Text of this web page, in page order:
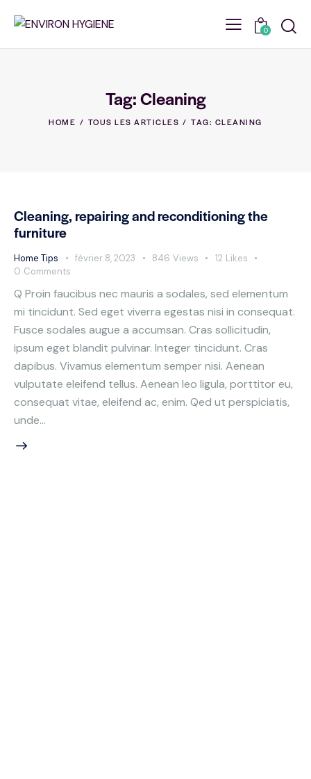
0
Tag: Cleaning
HOME TOUS LES ARTICLES TAG: CLEANING
Cleaning, repairing and reconditioning the
furniture
Home Tips février 8, 2023 846 Views 12 Likes
0 Comments
Q Proin faucibus nec mauris a sodales, sed elementum
mi tincidunt. Sed eget viverra egestas nisi in consequat.
Fusce sodales augue a accumsan. Cras sollicitudin,
ipsum eget blandit pulvinar. Integer tincidunt. Cras
dapibus. Vivamus elementum semper nisi. Aenean
vulputate eleifend tellus. Aenean leo ligula, porttitor eu,
consequat vitae, eleifend ac, enim. Qed ut perspiciatis,
unde…